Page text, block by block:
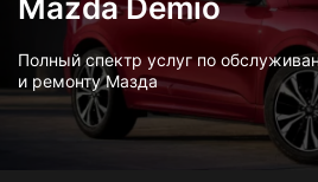
Mazda Demio
Полный спектр услуг по
и ремонту Мазда